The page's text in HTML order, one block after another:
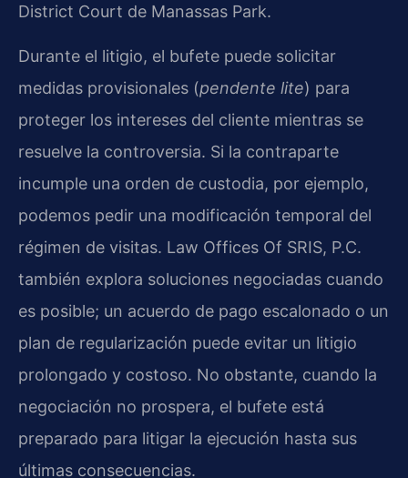
District Court de Manassas Park.
Durante el litigio, el bufete puede solicitar
medidas provisionales (pendente lite) para
proteger los intereses del cliente mientras se
resuelve la controversia. Si la contraparte
incumple una orden de custodia, por ejemplo,
podemos pedir una modificación temporal del
régimen de visitas. Law Offices Of SRIS, P.C.
también explora soluciones negociadas cuando
es posible; un acuerdo de pago escalonado o un
plan de regularización puede evitar un litigio
prolongado y costoso. No obstante, cuando la
negociación no prospera, el bufete está
preparado para litigar la ejecución hasta sus
últimas consecuencias.